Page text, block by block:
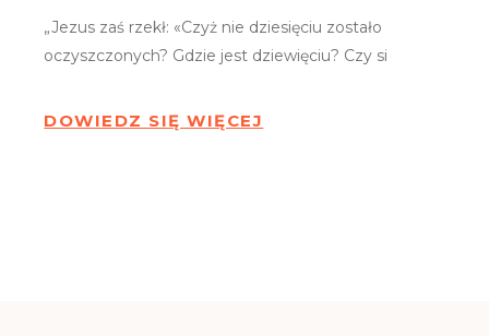
„Jezus zaś rzekł: «Czyż nie dziesięciu zostało
oczyszczonych? Gdzie jest dziewięciu? Czy si
DOWIEDZ SIĘ WIĘCEJ